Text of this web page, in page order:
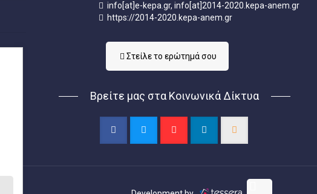
info[at]e-kepa.gr, info[at]2014-2020.kepa-anem.gr
https://2014-2020.kepa-anem.gr
Στείλε τo ερώτημά σου
Βρείτε μας στα Κοινωνικά Δίκτυα